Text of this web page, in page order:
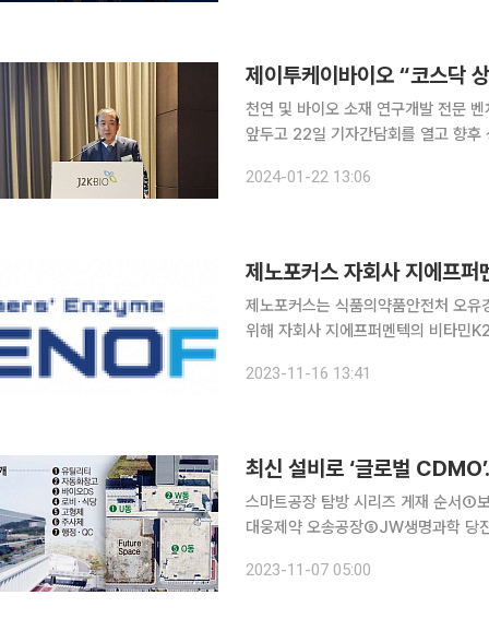
천연 및 바이오 소재 연구개발 전문
앞두고 22일 기자간담회를 열고 향후 성장 전략을 밝혔다.
재, 용매제 등 총 2019종 소재를 개발
2024-01-22 13:06
제노포커스는 식품의약품안전처 오
위해 자회사 지에프퍼멘텍의 비타민K2 생산현
한국에선 허용되지 않았던 건기식 영
2023-11-16 13:41
스마트공장 탐방 시리즈 게재 순서①
대웅제약 오송공장⑤JW생명과학 당진공장 서울 도심을 떠나 약 2시간, 충북 충주시
㎡(2만2900평) 부지에 연면적 5
2023-11-07 05:00